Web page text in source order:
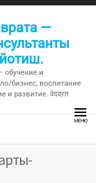
—
обучение и
бизнес, воспитание
и развитие. वेदव्रत
МЕНЮ